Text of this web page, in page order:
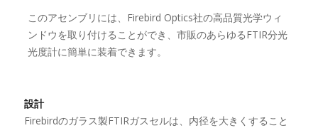
このアセンブリには、Firebird Optics社の高品質光学ウィ
ンドウを取り付けることができ、市販のあらゆるFTIR分光
光度計に簡単に装着できます。
設計
Firebirdのガラス製FTIRガスセルは、内径を大きくすること